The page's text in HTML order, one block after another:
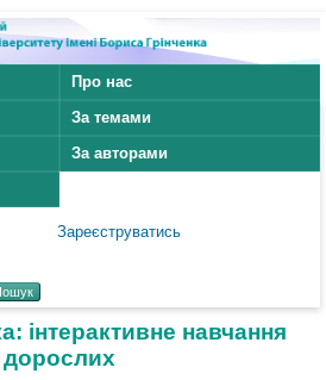
Про нас
За темами
За авторами
Зареєструватись
інтерактивне навчання
дорослих